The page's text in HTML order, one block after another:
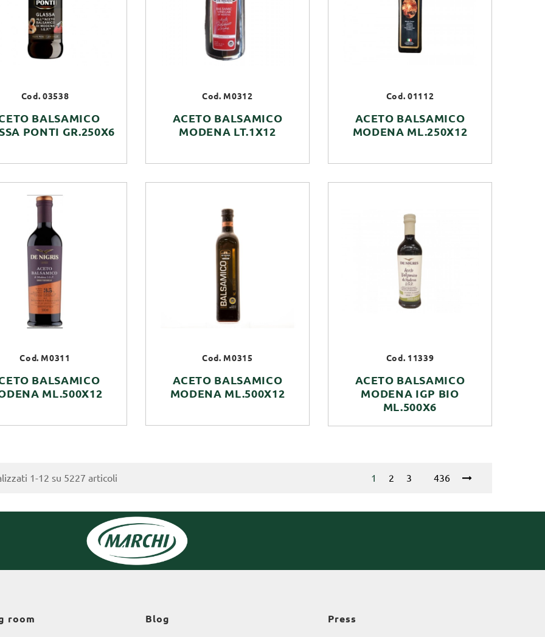
Cod. 03538
BALSAMICO
PONTI GR.250X6
Cod. M0312
ACETO BALSAMICO
MODENA LT.1X12
Cod. 01112
ACETO BALSAMICO
MODENA ML.250X12
Cod. M0311
BALSAMICO
ML.500X12
Cod. M0315
ACETO BALSAMICO
MODENA ML.500X12
Cod. 11339
ACETO BALSAMICO
MODENA IGP BIO
ML.500X6
1-12 su 5227 articoli 1 2 3 436
room Blog Press